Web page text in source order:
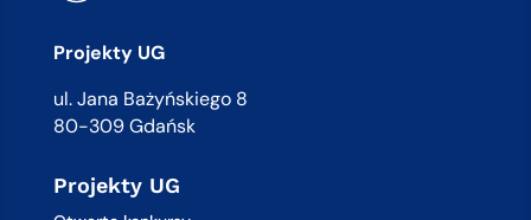
Projekty UG
ul. Jana Bażyńskiego 8
80-309 Gdańsk
Projekty UG